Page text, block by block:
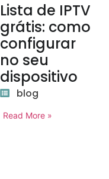
Lista de IPTV
grátis: como
configurar
no seu
dispositivo
blog
Read More »